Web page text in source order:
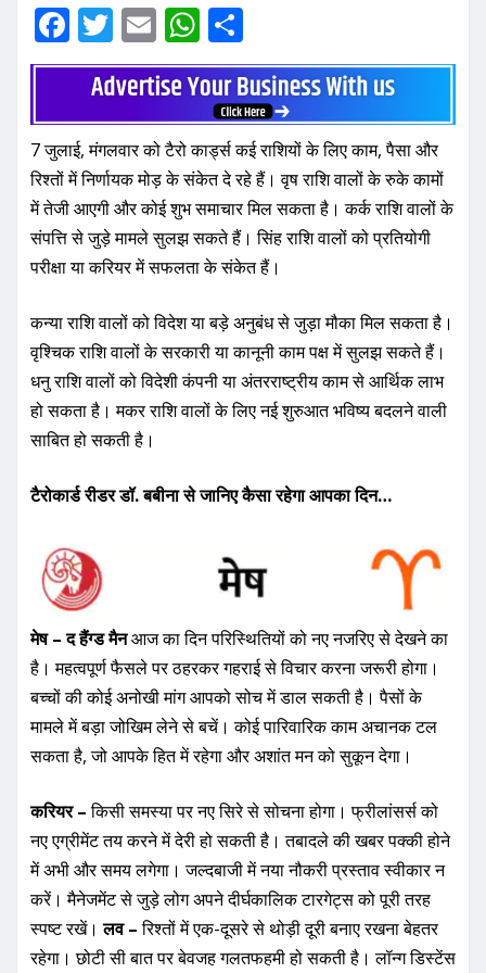
F
a
e
b
o
o
k
T
w
it
te
r
E
m
ai
l
W
h
at
s
A
p
p
h
ar
e
7 जुलाई, मंगलवार को टैरो कार्ड्स कई राशियों के लिए काम, पैसा और
रिश्तों में निर्णायक मोड़ के संकेत दे रहे हैं। वृष राशि वालों के रुके कामों
में तेजी आएगी और कोई शुभ समाचार मिल सकता है। कर्क राशि वालों के
संपत्ति से जुड़े मामले सुलझ सकते हैं। सिंह राशि वालों को प्रतियोगी
परीक्षा या करियर में सफलता के संकेत हैं।
कन्या राशि वालों को विदेश या बड़े अनुबंध से जुड़ा मौका मिल सकता है।
वृश्चिक राशि वालों के सरकारी या कानूनी काम पक्ष में सुलझ सकते हैं।
धनु राशि वालों को विदेशी कंपनी या अंतरराष्ट्रीय काम से आर्थिक लाभ
हो सकता है। मकर राशि वालों के लिए नई शुरुआत भविष्य बदलने वाली
साबित हो सकती है।
टैरोकार्ड रीडर डॉ. बबीना से जानिए कैसा रहेगा आपका दिन…
मेष – द हैंग्ड मैनआज का दिन परिस्थितियों को नए नजरिए से देखने का
है। महत्वपूर्ण फैसले पर ठहरकर गहराई से विचार करना जरूरी होगा।
बच्चों की कोई अनोखी मांग आपको सोच में डाल सकती है। पैसों के
मामले में बड़ा जोखिम लेने से बचें। कोई पारिवारिक काम अचानक टल
सकता है, जो आपके हित में रहेगा और अशांत मन को सुकून देगा।
करियर –किसी समस्या पर नए सिरे से सोचना होगा। फ्रीलांसर्स को
नए एग्रीमेंट तय करने में देरी हो सकती है। तबादले की खबर पक्की होने
में अभी और समय लगेगा। जल्दबाजी में नया नौकरी प्रस्ताव स्वीकार न
करें। मैनेजमेंट से जुड़े लोग अपने दीर्घकालिक टारगेट्स को पूरी तरह
स्पष्ट रखें।लव –रिश्तों में एक-दूसरे से थोड़ी दूरी बनाए रखना बेहतर
रहेगा। छोटी सी बात पर बेवजह गलतफहमी हो सकती है। लॉन्ग डिस्टेंस